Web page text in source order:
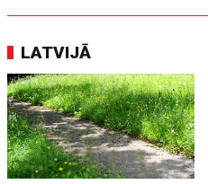
LATVIJĀ